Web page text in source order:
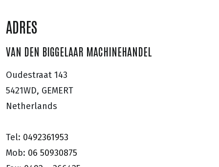
ADRES
VAN DEN BIGGELAAR MACHINEHANDEL
Oudestraat 143
5421WD, GEMERT
Netherlands
Tel: 0492361953
Mob: 06 50930875